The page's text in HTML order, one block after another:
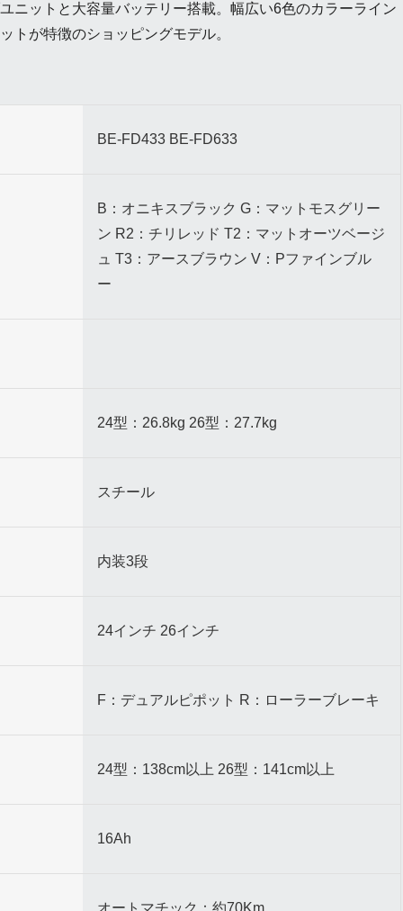
ニットと大容量バッテリー搭載。幅広い6色のカラーライン
トが特徴のショッピングモデル。
BE-FD433 BE-FD633
B：オニキスブラック G：マットモスグリー
ン R2：チリレッド T2：マットオーツベージ
ュ T3：アースブラウン V：Pファインブル
ー
24型：26.8kg 26型：27.7kg
スチール
内装3段
24インチ 26インチ
F：デュアルピポット R：ローラーブレーキ
24型：138cm以上 26型：141cm以上
16Ah
オートマチック：約70Km